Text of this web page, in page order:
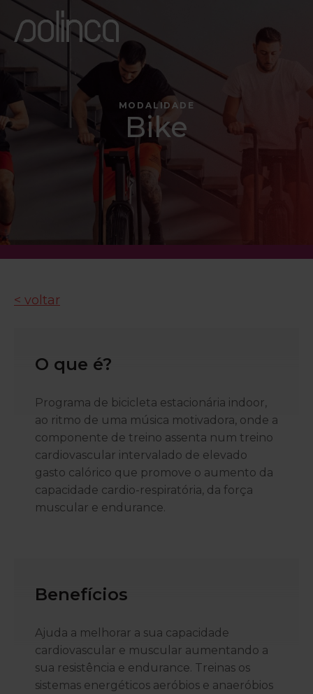
MODALIDADE
Bike
< voltar
O que é?
Programa de bicicleta estacionária indoor,
ao ritmo de uma música motivadora, onde a
componente de treino assenta num treino
cardiovascular intervalado de elevado
gasto calórico que promove o aumento da
capacidade cardio-respiratória, da força
muscular e endurance.
Benefícios
Ajuda a melhorar a sua capacidade
cardiovascular e muscular aumentando a
sua resistência e endurance. Treinas os
sistemas energéticos aeróbios e anaeróbios